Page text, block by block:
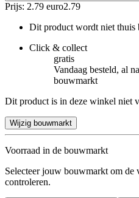
Prijs: 2.79 euro2.79
Dit product wordt niet thuis
Click & collect
gratis
Vandaag besteld, al
bouwmarkt
Dit product is in deze winkel niet
Wijzig bouwmarkt
Voorraad in de bouwmarkt
Selecteer jouw bouwmarkt om de
controleren.